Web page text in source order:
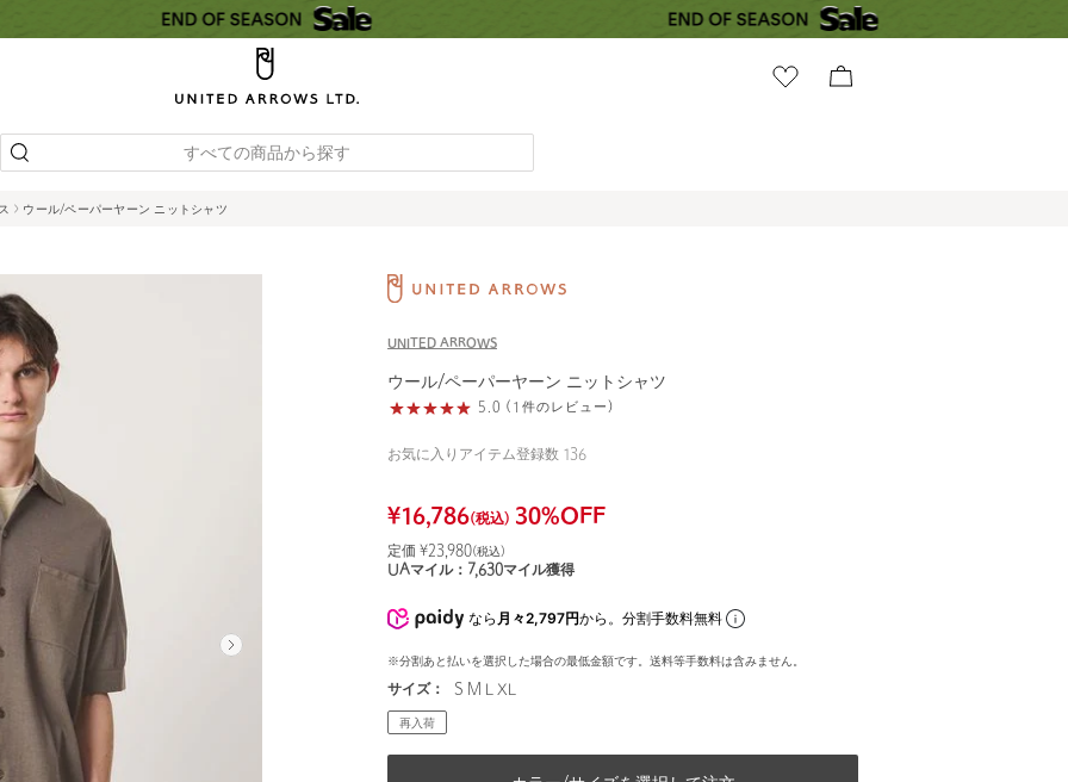
すべての商品から探す
ウール/ペーパーヤーン ニットシャツ
UNITED ARROWS
ウール/ペーパーヤーン ニットシャツ
5.0 (1件のレビュー)
お気に入りアイテム登録数 136
¥16,786(税込) 30%OFF
定価 ¥23,980(税込)
UAマイル： 7,630マイル獲得
なら 月々2,797円から。分割手数料無料
※分割あと払いを選択した場合の最低金額です。送料等手数料は含みません。
サイズ： S M L XL
再入荷